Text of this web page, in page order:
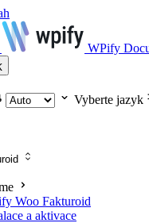
WPify
Vyberte jazyk
Woo Fakturoid
a aktivace